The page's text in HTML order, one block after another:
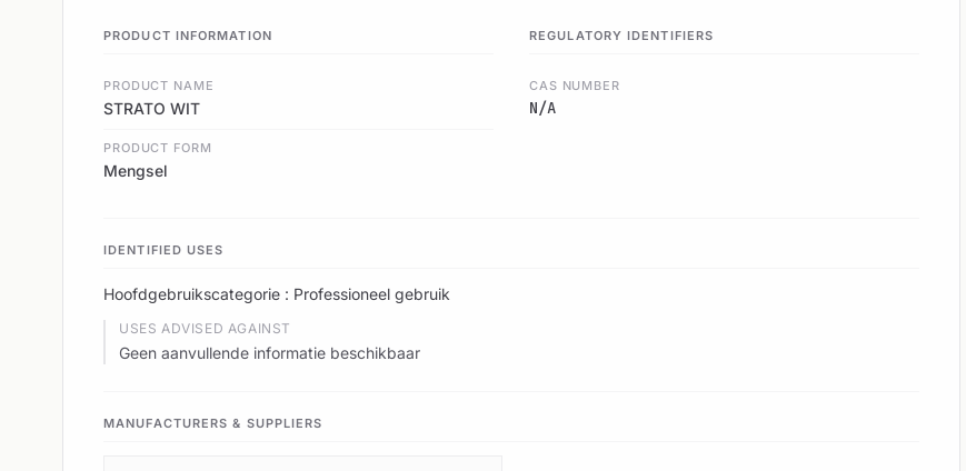
PRODUCT INFORMATION
PRODUCT NAME
STRATO WIT
PRODUCT FORM
Mengsel
REGULATORY IDENTIFIERS
CAS NUMBER
N/A
IDENTIFIED USES
Hoofdgebruikscategorie : Professioneel gebruik
USES ADVISED AGAINST
Geen aanvullende informatie beschikbaar
MANUFACTURERS & SUPPLIERS